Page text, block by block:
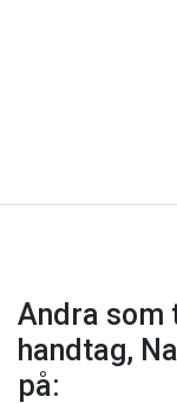
Andra som
handtag,
på: